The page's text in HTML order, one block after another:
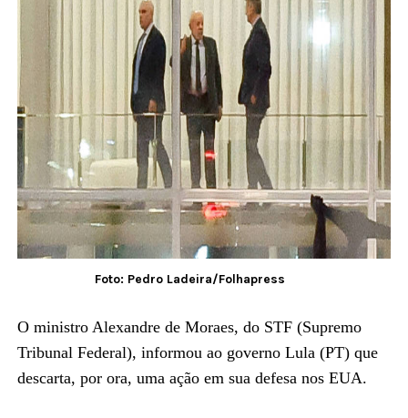
Foto: Pedro Ladeira/Folhapress
O ministro Alexandre de Moraes, do STF (Supremo
Tribunal Federal), informou ao governo Lula (PT) que
descarta, por ora, uma ação em sua defesa nos EUA.